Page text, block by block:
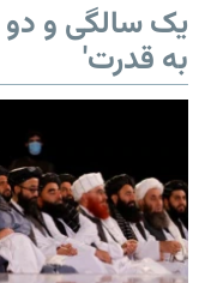
یک سالگی و دو
به قدرت'